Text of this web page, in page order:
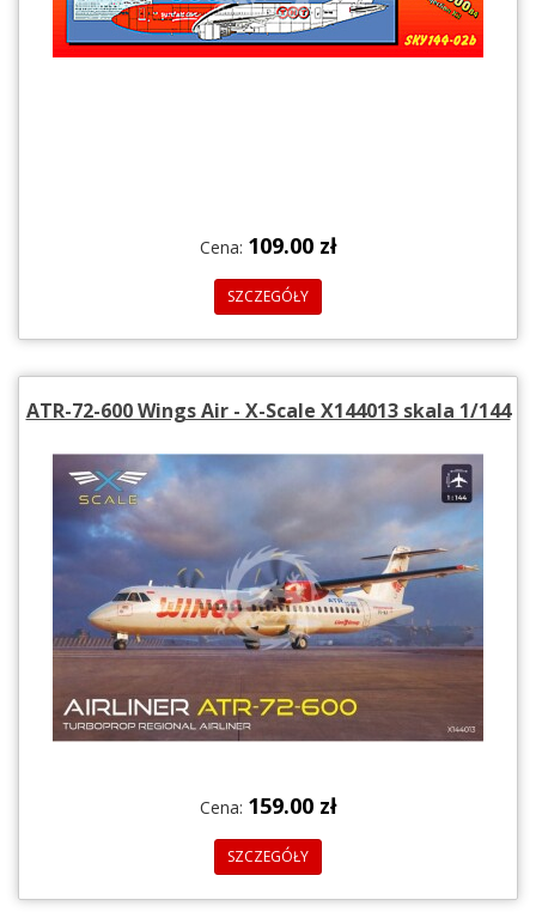
Cena: 109.00 zł
SZCZEGÓŁY
ATR-72-600 Wings Air - X-Scale X144013 skala 1/144
Cena: 159.00 zł
SZCZEGÓŁY